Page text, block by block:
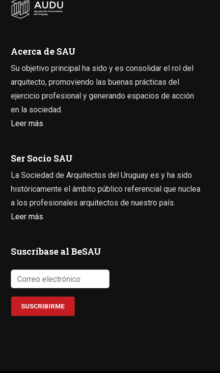
Acerca de SAU
Su objetivo principal ha sido y es consolidar el rol del
arquitecto, promoviendo las buenas prácticas del
ejercicio profesional y generando espacios de acción
en la sociedad.
Leer más
Ser Socio SAU
La Sociedad de Arquitectos del Uruguay es y ha sido
históricamente el ámbito público referencial que nuclea
a los profesionales arquitectos de nuestro país.
Leer más
Suscríbase al BeSAU